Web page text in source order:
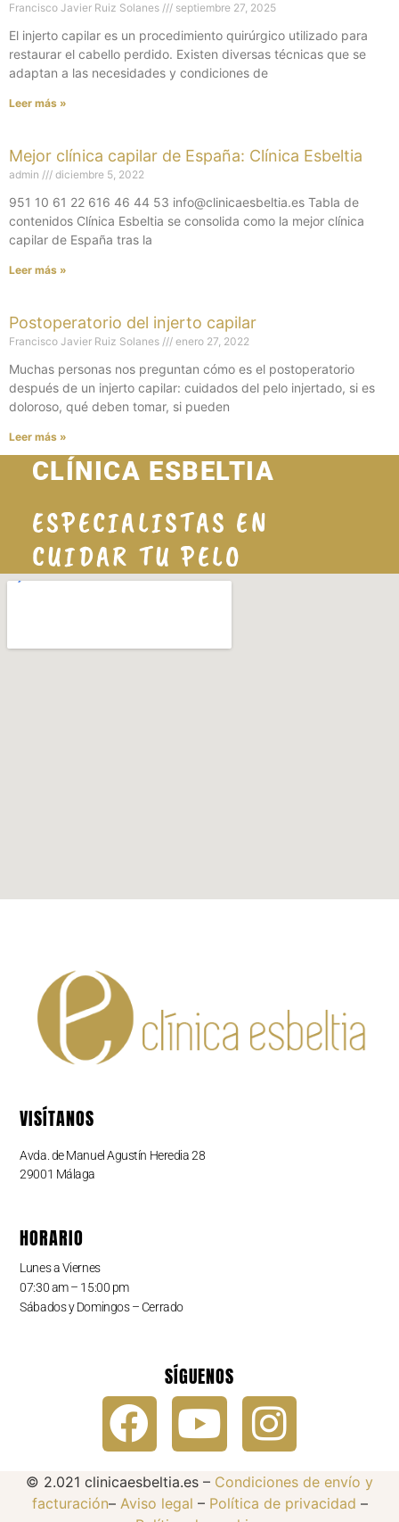
Francisco Javier Ruiz Solanes septiembre 27, 2025
El injerto capilar es un procedimiento quirúrgico utilizado para
restaurar el cabello perdido. Existen diversas técnicas que se
adaptan a las necesidades y condiciones de
Leer más »
Mejor clínica capilar de España: Clínica Esbeltia
admin diciembre 5, 2022
951 10 61 22 616 46 44 53 info@clinicaesbeltia.es Tabla de
contenidos Clínica Esbeltia se consolida como la mejor clínica
capilar de España tras la
Leer más »
Postoperatorio del injerto capilar
Francisco Javier Ruiz Solanes enero 27, 2022
Muchas personas nos preguntan cómo es el postoperatorio
después de un injerto capilar: cuidados del pelo injertado, si es
doloroso, qué deben tomar, si pueden
Leer más »
CLÍNICA ESBELTIA
ESPECIALISTAS EN
CUIDAR TU PELO
VISÍTANOS
Avda. de Manuel Agustín Heredia 28
29001 Málaga
HORARIO
Lunes a Viernes
07:30 am – 15:00 pm
Sábados y Domingos – Cerrado
SÍGUENOS
© 2.021 clinicaesbeltia.es – Condiciones de envío y
facturación– Aviso legal – Política de privacidad –